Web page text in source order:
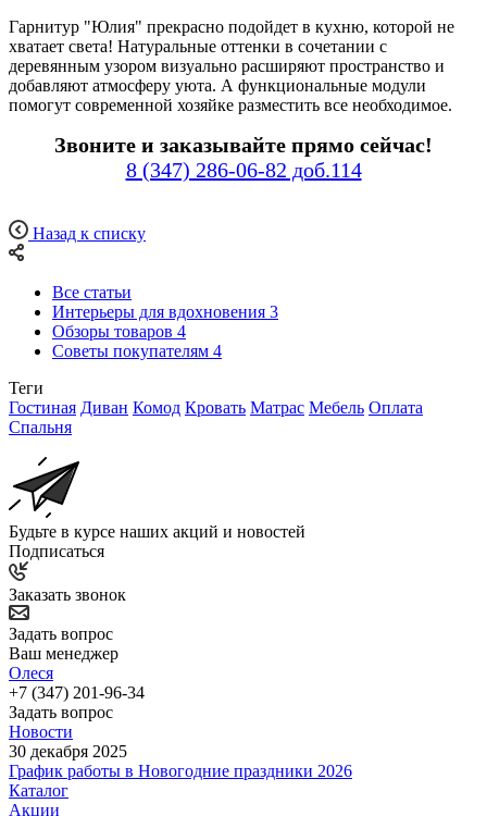
Гарнитур "Юлия" прекрасно подойдет в кухню, которой не
хватает света! Натуральные оттенки в сочетании с
деревянным узором визуально расширяют пространство и
добавляют атмосферу уюта. А функциональные модули
помогут современной хозяйке разместить все необходимое.
Звоните и заказывайте прямо сейчас!
8 (347) 286-06-82 доб.114
Назад к списку
Все статьи
Интерьеры для вдохновения 3
Обзоры товаров 4
Советы покупателям 4
Теги
Гостиная Диван Комод Кровать Матрас Мебель Оплата
Спальня
Будьте в курсе наших акций и новостей
Подписаться
Заказать звонок
Задать вопрос
Ваш менеджер
Олеся
+7 (347) 201-96-34
Задать вопрос
Новости
30 декабря 2025
График работы в Новогодние праздники 2026
Каталог
Акции